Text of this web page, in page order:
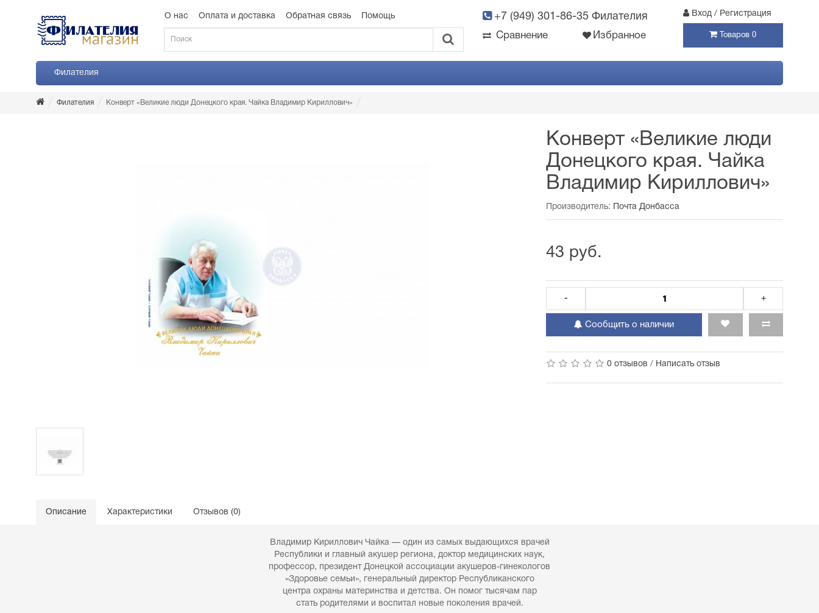
О нас Оплата и доставка Обратная связь Помощь +7 (949) 301-86-35 Филателия Вход / Регистрация
Сравнение Избранное Товаров 0
Филателия
Филателия Конверт «Великие люди Донецкого края. Чайка Владимир Кириллович»
Конверт «Великие люди
Донецкого края. Чайка
Владимир Кириллович»
Производитель: Почта Донбасса
43 руб.
- +
Сообщить о наличии
0 отзывов / Написать отзыв
Описание Характеристики Отзывов (0)
Владимир Кириллович Чайка — один из самых выдающихся врачей
Республики и главный акушер региона, доктор медицинских наук,
профессор, президент Донецкой ассоциации акушеров-гинекологов
«Здоровье семьи», генеральный директор Республиканского
центра охраны материнства и детства. Он помог тысячам пар
стать родителями и воспитал новые поколения врачей.